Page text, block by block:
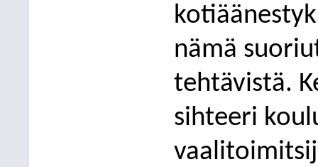
kotiää
nämä
tehtävistä.
sihteeri